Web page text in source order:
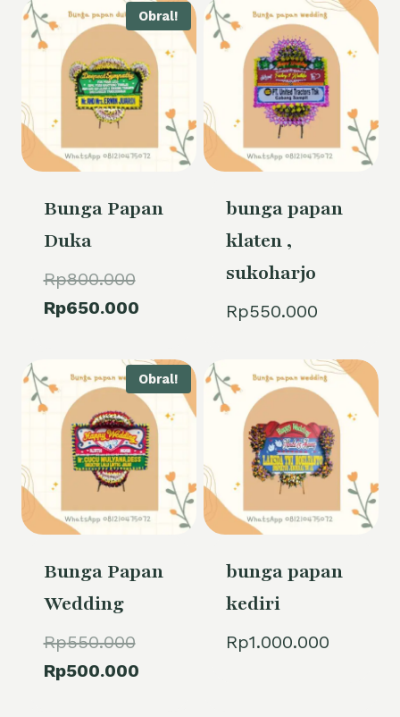
Obral!
Bunga Papan
Duka
Rp800.000Harga
aslinya
Rp800.000.
Rp650.000Harga
ini
adalah:
Rp650.000.
bunga papan
klaten ,
sukoharjo
Rp550.000
Obral!
Bunga Papan
Wedding
Rp550.000Harga
aslinya
Rp500.000Harga
bunga papan
kediri
Rp1.000.000